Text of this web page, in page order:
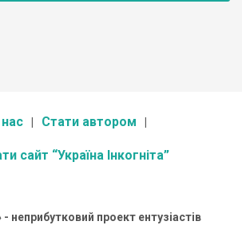
Стати автором
сайт “Україна Інкогніта”
- неприбутковий проект ентузіастів